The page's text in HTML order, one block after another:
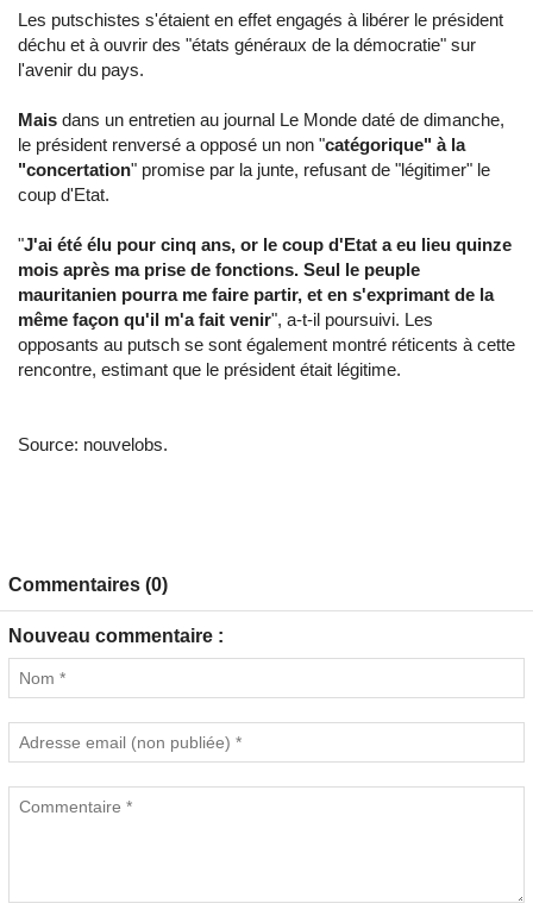
Les putschistes s'étaient en effet engagés à libérer le président
déchu et à ouvrir des "états généraux de la démocratie" sur
l'avenir du pays.
Mais dans un entretien au journal Le Monde daté de dimanche,
le président renversé a opposé un non "catégorique" à la
"concertation" promise par la junte, refusant de "légitimer" le
coup d'Etat.
"J'ai été élu pour cinq ans, or le coup d'Etat a eu lieu quinze
mois après ma prise de fonctions. Seul le peuple
mauritanien pourra me faire partir, et en s'exprimant de la
même façon qu'il m'a fait venir", a-t-il poursuivi. Les
opposants au putsch se sont également montré réticents à cette
rencontre, estimant que le président était légitime.
Source: nouvelobs.
Commentaires (0)
Nouveau commentaire :